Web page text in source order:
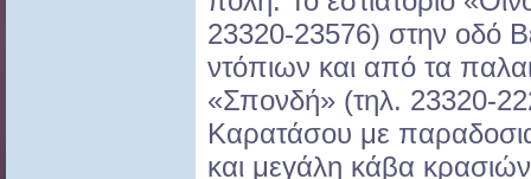
23320-23576) στην οδό
ντόπιων και από τα
«Σπονδή» (τηλ. 23320-
Καρατάσου με
και μεγάλη κάβα κρασιών